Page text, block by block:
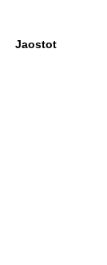
Jaostot